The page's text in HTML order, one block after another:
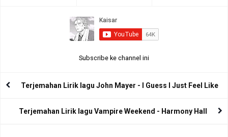
Subscribe ke channel ini
Terjemahan Lirik lagu John Mayer - I Guess I Just Feel Like
Terjemahan Lirik lagu Vampire Weekend - Harmony Hall